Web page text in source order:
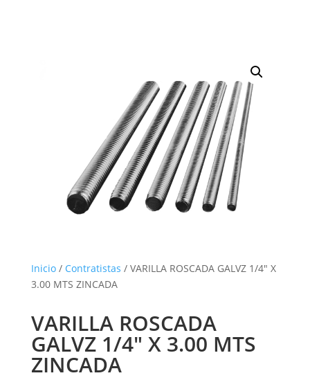
Inicio/ Contratistas / VARILLA ROSCADA GALVZ 1/4″ X
3.00 MTS ZINCADA
VARILLA ROSCADA
GALVZ 1/4″ X 3.00 MTS
ZINCADA